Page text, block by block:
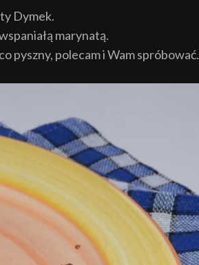
Dymek.
marynatą.
pyszny, polecam i Wam spróbować.